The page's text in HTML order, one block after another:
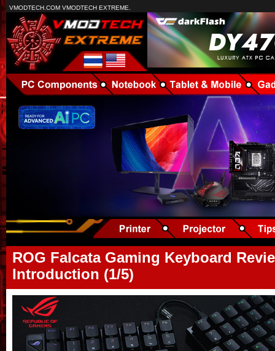
VMODTECH.COM VMODTECH EXTREME.
ROG Falcata Gaming Keyboard
Introduction (1/5)